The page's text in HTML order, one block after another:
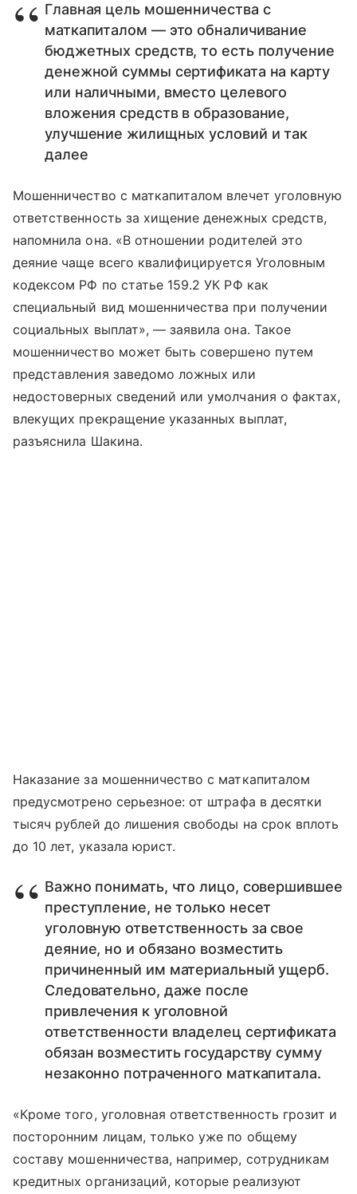
Главная цель мошенничества с
маткапиталом — это обналичивание
бюджетных средств, то есть получение
денежной суммы сертификата на карту
или наличными, вместо целевого
вложения средств в образование,
улучшение жилищных условий и так
далее
Мошенничество с маткапиталом влечет уголовную
ответственность за хищение денежных средств,
напомнила она. «В отношении родителей это
деяние чаще всего квалифицируется Уголовным
кодексом РФ по статье 159.2 УК РФ как
специальный вид мошенничества при получении
социальных выплат», — заявила она. Такое
мошенничество может быть совершено путем
представления заведомо ложных или
недостоверных сведений или умолчания о фактах,
влекущих прекращение указанных выплат,
разъяснила Шакина.
Наказание за мошенничество с маткапиталом
предусмотрено серьезное: от штрафа в десятки
тысяч рублей до лишения свободы на срок вплоть
до 10 лет, указала юрист.
Важно понимать, что лицо, совершившее
преступление, не только несет
уголовную ответственность за свое
деяние, но и обязано возместить
причиненный им материальный ущерб.
Следовательно, даже после
привлечения к уголовной
ответственности владелец сертификата
обязан возместить государству сумму
незаконно потраченного маткапитала.
«Кроме того, уголовная ответственность грозит и
посторонним лицам, только уже по общему
составу мошенничества, например, сотрудникам
кредитных организаций, которые реализуют